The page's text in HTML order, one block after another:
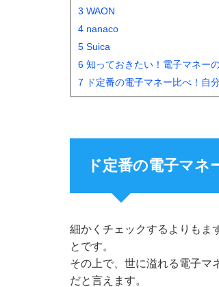
3 WAON
4 nanaco
5 Suica
6 知っておきたい！電子マネー
7 ド定番の電子マネー比べ！自
ド定番の電子マネ
細かくチェックするよりもま
とです。
その上で、世に溢れる電子マ
だと言えます。